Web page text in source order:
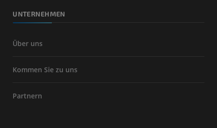
UNTERNEHMEN
Über uns
Kommen Sie zu uns
Partnern